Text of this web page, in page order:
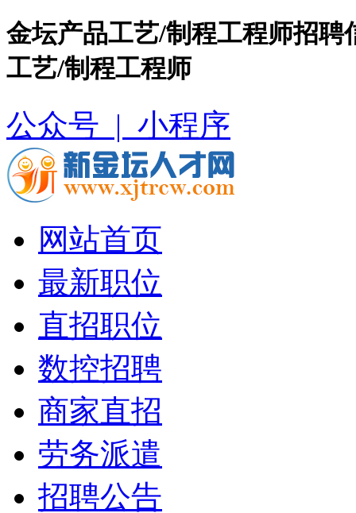
金坛产品工艺/制程工程师招
工艺/制程工程师
公众号 | 小程序
网站首页
最新职位
直招职位
数控招聘
商家直招
劳务派遣
招聘公告